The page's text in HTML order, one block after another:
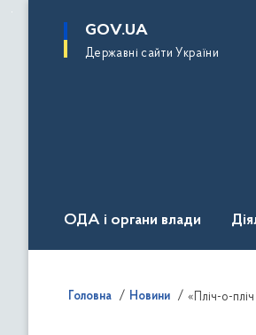
основного
GOV.UA
Державні сайти України
ОДА і органи влади
Головна Новини «Пліч-о-пліч